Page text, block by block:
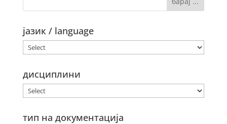
јазик / language
дисциплини
тип на документација